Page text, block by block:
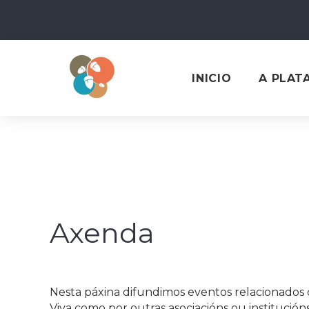
content
INICIO A
Axenda
Nesta páxina difundimos eventos